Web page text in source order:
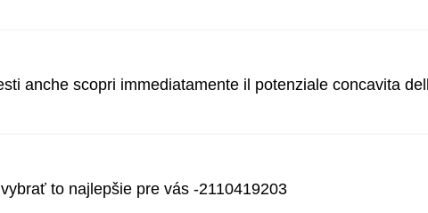
anche scopri immediatamente il potenziale concavita
to najlepšie pre vás -2110419203